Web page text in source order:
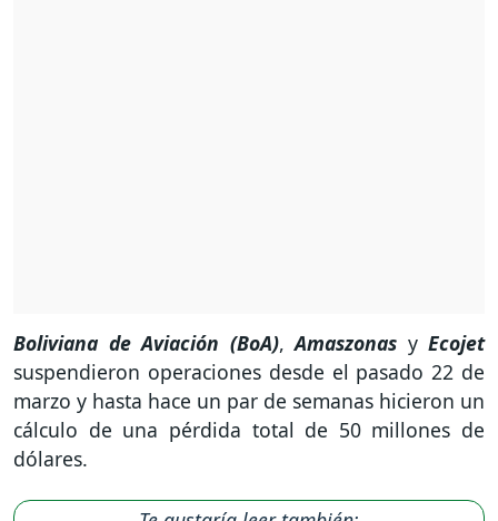
Boliviana de Aviación (BoA),Amaszonas y Ecojet
suspendieron operaciones desde el pasado 22 de
marzo y hasta hace un par de semanas hicieron un
cálculo de una pérdida total de 50 millones de
dólares.